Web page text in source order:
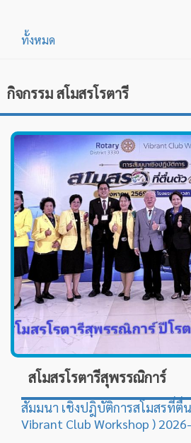
สโมสรโรตารีสุพรรณิการ์
สัมมนา เชิงปฎิบัติการสโมสรที่ตื่น
Vibrant Club Workshop )
Update : 08/08/2026